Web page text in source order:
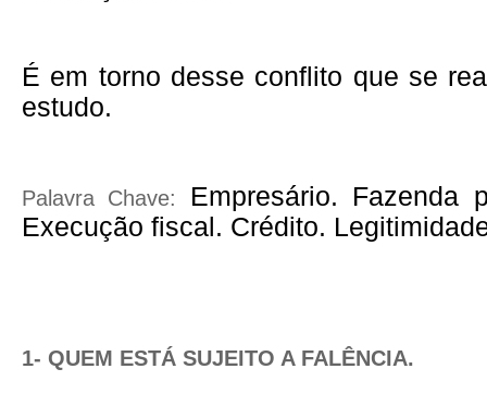
É em torno desse conflito que se
estudo.
Palavra Chave: Empresário. Fazenda
Execução fiscal. Crédito.
1- QUEM ESTÁ SUJEITO A FALÊNCIA.